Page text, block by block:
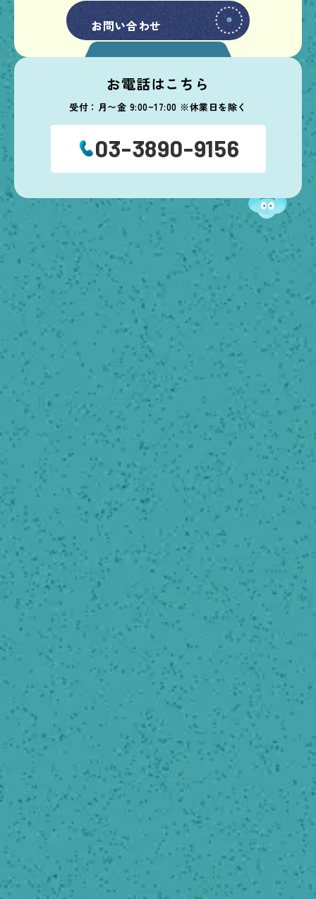
お問い合わせ
お問い合わせ
お電話はこちら
受付：月〜金 9:00~17:00 ※休業日を除く
03-3890-9156